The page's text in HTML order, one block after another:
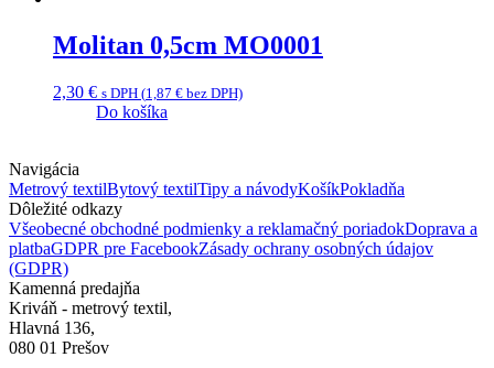
Molitan 0,5cm MO0001
2,30 € s DPH (1,87 € bez DPH)
Do košíka
Navigácia
Metrový textilBytový textilTipy a návodyKošíkPokladňa
Dôležité odkazy
Všeobecné obchodné podmienky a reklamačný poriadokDoprava a
platbaGDPR pre FacebookZásady ochrany osobných údajov
(GDPR)
Kamenná predajňa
Kriváň - metrový textil,
Hlavná 136,
080 01 Prešov